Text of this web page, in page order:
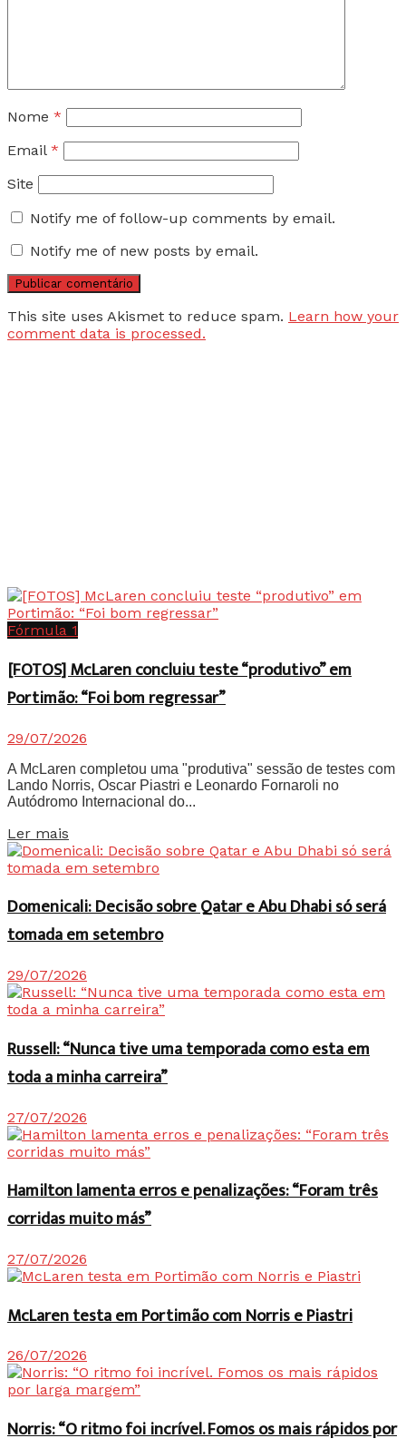
Nome *
Email *
Site
Notify me of follow-up comments by email.
Notify me of new posts by email.
This site uses Akismet to reduce spam. Learn how your
comment data is processed.
Fórmula 1
[FOTOS] McLaren concluiu teste “produtivo” em
Portimão: “Foi bom regressar”
29/07/2026
A McLaren completou uma "produtiva" sessão de testes com
Lando Norris, Oscar Piastri e Leonardo Fornaroli no
Autódromo Internacional do...
Ler mais
Domenicali: Decisão sobre Qatar e Abu Dhabi só será
tomada em setembro
29/07/2026
Russell: “Nunca tive uma temporada como esta em
toda a minha carreira”
27/07/2026
Hamilton lamenta erros e penalizações: “Foram três
corridas muito más”
27/07/2026
McLaren testa em Portimão com Norris e Piastri
26/07/2026
Norris: “O ritmo foi incrível. Fomos os mais rápidos por